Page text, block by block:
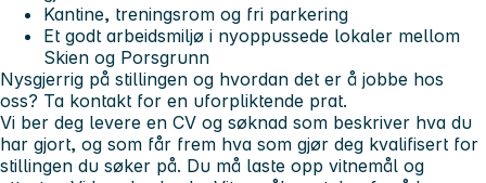
Kantine, treningsrom og fri parkering
Et godt arbeidsmiljø i nyoppussede lokaler mellom
Skien og Porsgrunn
Nysgjerrig på stillingen og hvordan det er å jobbe hos
oss? Ta kontakt for en uforpliktende prat.
Vi ber deg levere en CV og søknad som beskriver hva du
har gjort, og som får frem hva som gjør deg kvalifisert for
stillingen du søker på. Du må laste opp vitnemål og